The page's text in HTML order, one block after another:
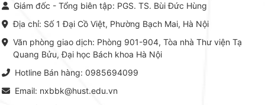
thuật thực hành -> Ứng dụng
chuyên ngành, được NXB Bách
khoa Hà Nội ấn hành cả hai
phiên bản sách giấy và điện tử.
tín trong
lý. Các
Giám đốc - Tổng biên tập: PGS. TS. Bùi Đức Hùng
Địa chỉ: Số 1 Đại Cồ Việt, Phường Bạch Mai, Hà Nội
Văn phòng giao dịch: Phòng 901-904, Tòa nhà Thư viện Tạ
Quang Bửu, Đại học Bách khoa Hà Nội
Hotline Bán hàng: 0985694099
Email: nxbbk@hust.edu.vn